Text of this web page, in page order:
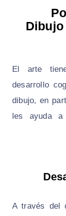
El arte
desarrollo
dibujo, en
les ayuda a
A través del